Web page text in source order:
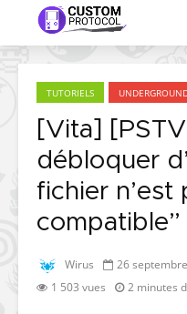
TUTORIELS
[Vita]
débloquer
fichier n’est
compatible”
Wirus 26
1 503 vues
2 minutes